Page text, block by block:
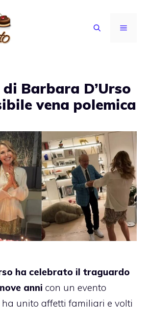
MENU
Barbara D’Urso
vena polemica
ha celebrato il traguardo
anni con un evento
ha unito affetti familiari e volti